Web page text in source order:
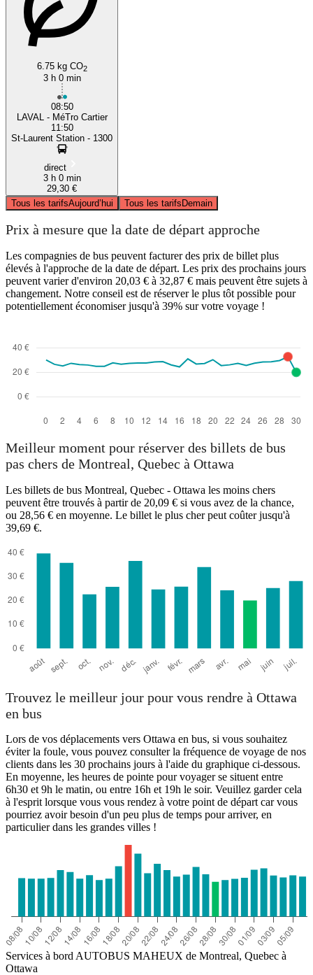
6.75 kg CO2
3 h 0 min
08:50
LAVAL - MéTro Cartier
11:50
St-Laurent Station - 1300
direct
3 h 0 min
29,30 €
Tous les tarifsAujourd’hui Tous les tarifsDemain
Prix à mesure que la date de départ approche
Les compagnies de bus peuvent facturer des prix de billet plus
élevés à l'approche de la date de départ. Les prix des prochains jours
peuvent varier d'environ 20,03 € à 32,87 € mais peuvent être sujets à
changement. Notre conseil est de réserver le plus tôt possible pour
potentiellement économiser jusqu'à 39% sur votre voyage !
Meilleur moment pour réserver des billets de bus
pas chers de Montreal, Quebec à Ottawa
Les billets de bus Montreal, Quebec - Ottawa les moins chers
peuvent être trouvés à partir de 20,09 € si vous avez de la chance,
ou 28,56 € en moyenne. Le billet le plus cher peut coûter jusqu'à
39,69 €.
Trouvez le meilleur jour pour vous rendre à Ottawa
en bus
Lors de vos déplacements vers Ottawa en bus, si vous souhaitez
éviter la foule, vous pouvez consulter la fréquence de voyage de nos
clients dans les 30 prochains jours à l'aide du graphique ci-dessous.
En moyenne, les heures de pointe pour voyager se situent entre
6h30 et 9h le matin, ou entre 16h et 19h le soir. Veuillez garder cela
à l'esprit lorsque vous vous rendez à votre point de départ car vous
pourriez avoir besoin d'un peu plus de temps pour arriver, en
particulier dans les grandes villes !
Services à bord AUTOBUS MAHEUX de Montreal, Quebec à
Ottawa